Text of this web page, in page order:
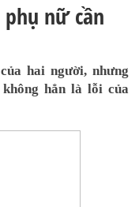
nữ cần
hai người, nhưng
hẳn là lỗi của